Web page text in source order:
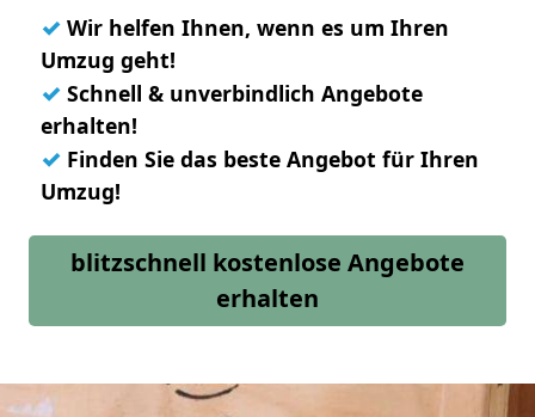
✓ Wir helfen Ihnen, wenn es um Ihren
Umzug geht!
✓ Schnell & unverbindlich Angebote
erhalten!
✓ Finden Sie das beste Angebot für Ihren
Umzug!
blitzschnell kostenlose Angebote
erhalten